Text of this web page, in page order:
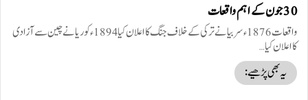
30 جون کے اہم واقعات
واقعات 1876ء سربیا نے ترکی کے خلاف جنگ کا اعلان کیا 1894ء کوریا نے چین سے آزادی
کا اعلان کیا…
یہ بھی پڑھیے: